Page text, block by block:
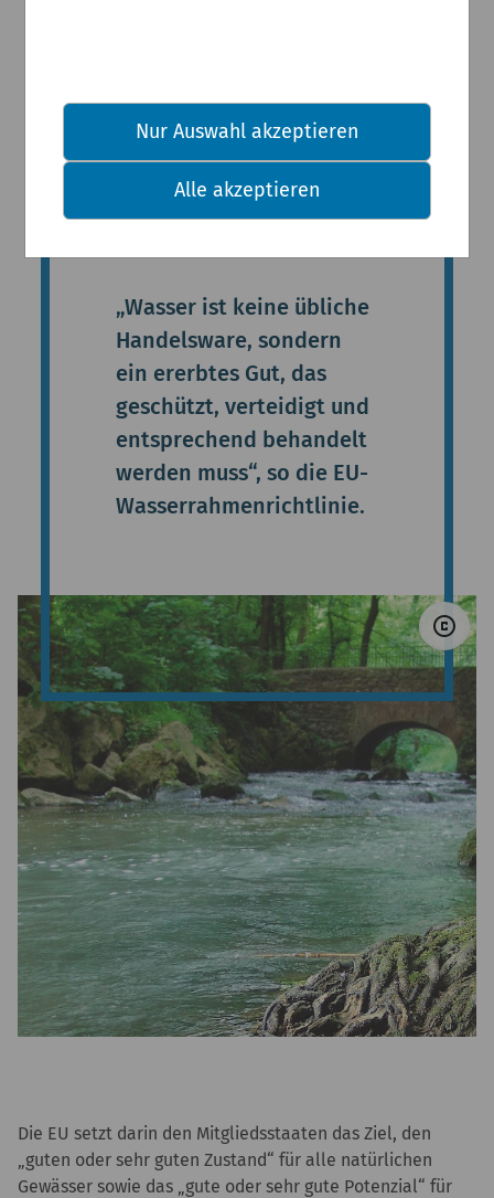
des
Grundwass
ers
„Wasser ist keine übliche
Handelsware, sondern
ein ererbtes Gut, das
geschützt, verteidigt und
entsprechend behandelt
werden muss“, so die EU-
Wasserrahmenrichtlinie.
copyright ©
Die EU setzt darin den Mitgliedsstaaten das Ziel, den
„guten oder sehr guten Zustand“ für alle natürlichen
Gewässer sowie das „gute oder sehr gute Potenzial“ für
Nur Auswahl akzeptieren
Alle akzeptieren